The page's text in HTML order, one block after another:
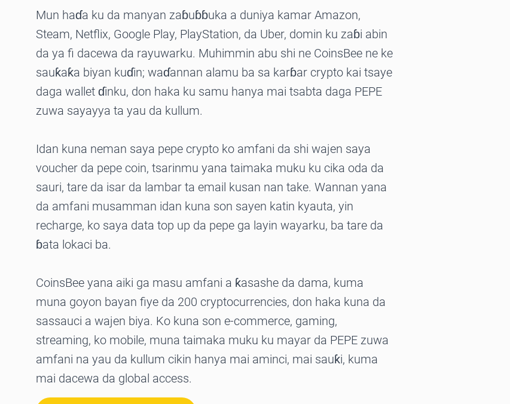
Mun haɗa ku da manyan zaɓuɓɓuka a duniya kamar Amazon,
Steam, Netflix, Google Play, PlayStation, da Uber, domin ku zaɓi abin
da ya fi dacewa da rayuwarku. Muhimmin abu shi ne CoinsBee ne ke
sauƙaƙa biyan kuɗin; waɗannan alamu ba sa karɓar crypto kai tsaye
daga wallet ɗinku, don haka ku samu hanya mai tsabta daga PEPE
zuwa sayayya ta yau da kullum.
Idan kuna neman saya pepe crypto ko amfani da shi wajen saya
voucher da pepe coin, tsarinmu yana taimaka muku ku cika oda da
sauri, tare da isar da lambar ta email kusan nan take. Wannan yana
da amfani musamman idan kuna son sayen katin kyauta, yin
recharge, ko saya data top up da pepe ga layin wayarku, ba tare da
ɓata lokaci ba.
CoinsBee yana aiki ga masu amfani a ƙasashe da dama, kuma
muna goyon bayan fiye da 200 cryptocurrencies, don haka kuna da
sassauci a wajen biya. Ko kuna son e-commerce, gaming,
streaming, ko mobile, muna taimaka muku ku mayar da PEPE zuwa
amfani na yau da kullum cikin hanya mai aminci, mai sauƙi, kuma
mai dacewa da global access.